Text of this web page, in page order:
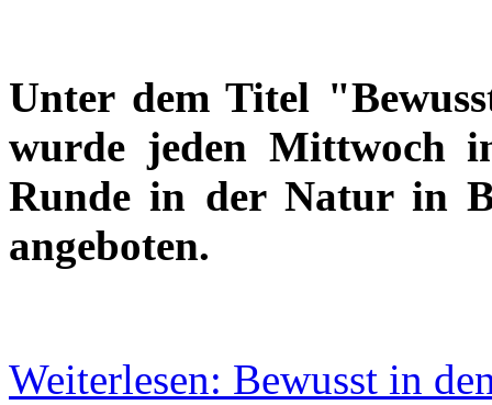
Unter dem Titel
wurde jeden Mittwoch
Runde in der Natur in
angeboten.
Weiterlesen: Bewusst in